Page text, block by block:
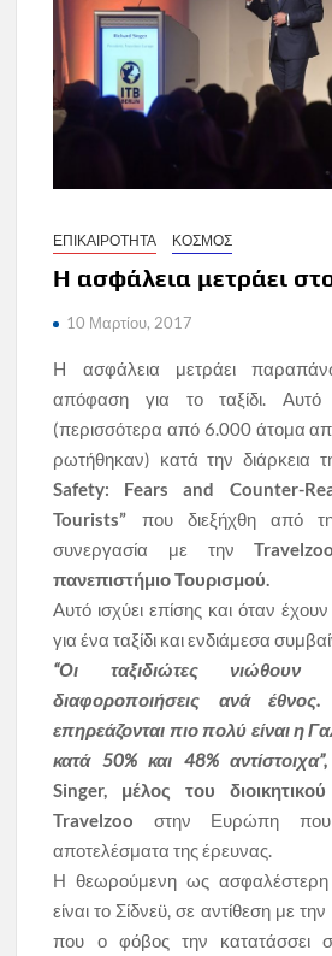
ΕΠΙΚΑΙΡΟΤΗΤΑ ΚΟΣΜΟΣ
Η ασφάλεια μετράει στο
10 Μαρτίου, 2017
H ασφάλεια μετράει
απόφαση για το ταξίδι.
(περισσότερα από 6.000 άτομα
ρωτήθηκαν) κατά την διάρκεια
Safety: Fears and Counter-
Tourists” που διεξήχθη από
συνεργασία με τηνTravelzoo
πανεπιστήμιο Τουρισμού.
Αυτό ισχύει επίσης και όταν
για ένα ταξίδι και ενδιάμεσα
“Οι ταξιδιώτες νιώθουν
διαφοροποιήσεις ανά
επηρεάζονται πιο πολύ είναι η
κατά 50% και 48% αντίστοιχα”,
Singer, μέλος του
Travelzoo στην Ευρώπη
αποτελέσματα της έρευνας.
Η θεωρούμενη ως
είναι το Σίδνεϋ, σε αντίθεση με
που ο φόβος την κατατάσσει